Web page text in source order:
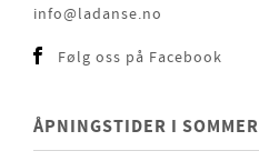
info@ladanse.no
Følg oss på Facebook
ÅPNINGSTIDER I SOMMER